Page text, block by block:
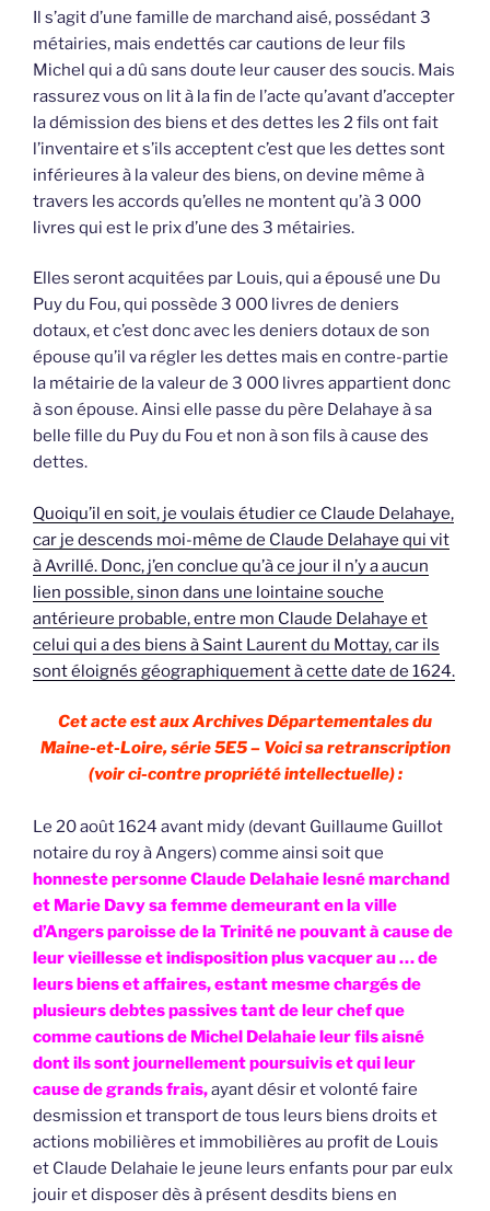
Il s’agit d’une famille de marchand aisé, possédant 3
métairies, mais endettés car cautions de leur fils
Michel qui a dû sans doute leur causer des soucis. Mais
rassurez vous on lit à la fin de l’acte qu’avant d’accepter
la démission des biens et des dettes les 2 fils ont fait
l’inventaire et s’ils acceptent c’est que les dettes sont
inférieures à la valeur des biens, on devine même à
travers les accords qu’elles ne montent qu’à 3 000
livres qui est le prix d’une des 3 métairies.
Elles seront acquitées par Louis, qui a épousé une Du
Puy du Fou, qui possède 3 000 livres de deniers
dotaux, et c’est donc avec les deniers dotaux de son
épouse qu’il va régler les dettes mais en contre-partie
la métairie de la valeur de 3 000 livres appartient donc
à son épouse. Ainsi elle passe du père Delahaye à sa
belle fille du Puy du Fou et non à son fils à cause des
dettes.
Quoiqu’il en soit, je voulais étudier ce Claude Delahaye,
car je descends moi-même de Claude Delahaye qui vit
à Avrillé. Donc, j’en conclue qu’à ce jour il n’y a aucun
lien possible, sinon dans une lointaine souche
antérieure probable, entre mon Claude Delahaye et
celui qui a des biens à Saint Laurent du Mottay, car ils
sont éloignés géographiquement à cette date de 1624.
Cet acte est aux Archives Départementales du
Maine-et-Loire, série 5E5 – Voici sa retranscription
(voir ci-contre propriété intellectuelle) :
Le 20 août 1624 avant midy (devant Guillaume Guillot
notaire du roy à Angers) comme ainsi soit que
honneste personne Claude Delahaie lesné marchand
et Marie Davy sa femme demeurant en la ville
d’Angers paroisse de la Trinité ne pouvant à cause de
leur vieillesse et indisposition plus vacquer au … de
leurs biens et affaires, estant mesme chargés de
plusieurs debtes passives tant de leur chef que
comme cautions de Michel Delahaie leur fils aisné
dont ils sont journellement poursuivis et qui leur
cause de grands frais,ayant désir et volonté faire
desmission et transport de tous leurs biens droits et
actions mobilières et immobilières au profit de Louis
et Claude Delahaie le jeune leurs enfants pour par eulx
jouir et disposer dès à présent desdits biens en